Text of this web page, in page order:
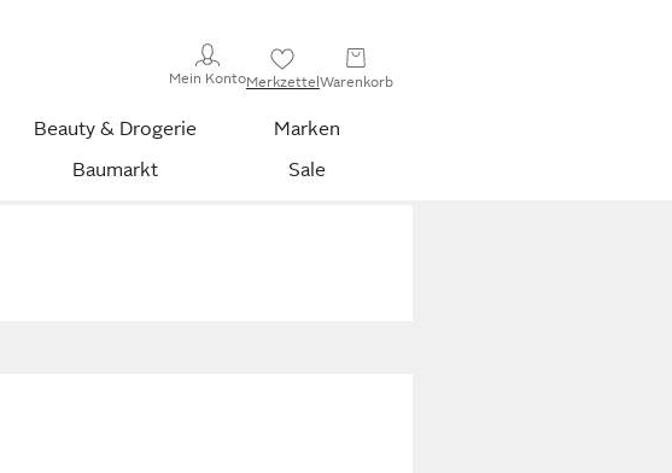
Mein KontoMerkzettelWarenkorb
Beauty & Drogerie
Marken
Baumarkt Sale